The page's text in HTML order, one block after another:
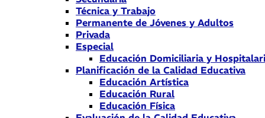
Técnica y Trabajo
Permanente de Jóvenes y Adultos
Privada
Especial
Educación Domiciliaria y
Planificación de la Calidad Educativa
Educación Artística
Educación Rural
Educación Física